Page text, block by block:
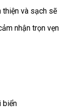
thiện và sạch sẽ
nhận trọn vẹn
biển